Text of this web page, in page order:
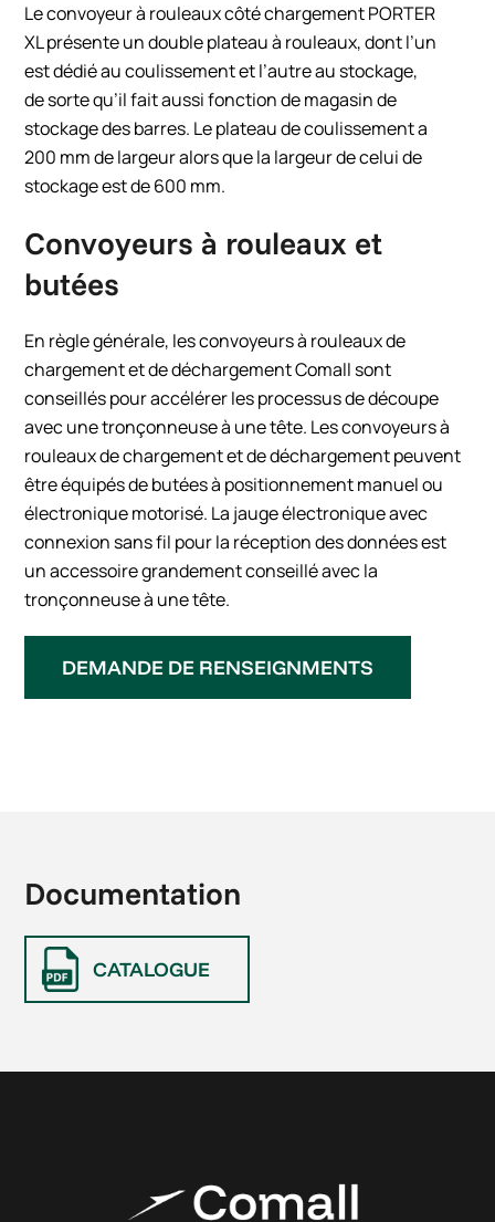
Le convoyeur à rouleaux côté chargement PORTER
XL présente un double plateau à rouleaux, dont l’un
est dédié au coulissement et l’autre au stockage,
de sorte qu’il fait aussi fonction de magasin de
stockage des barres. Le plateau de coulissement a
200 mm de largeur alors que la largeur de celui de
stockage est de 600 mm.
Convoyeurs à rouleaux et
butées
En règle générale, les convoyeurs à rouleaux de
chargement et de déchargement Comall sont
conseillés pour accélérer les processus de découpe
avec une tronçonneuse à une tête. Les convoyeurs à
rouleaux de chargement et de déchargement peuvent
être équipés de butées à positionnement manuel ou
électronique motorisé. La jauge électronique avec
connexion sans fil pour la réception des données est
un accessoire grandement conseillé avec la
tronçonneuse à une tête.
DEMANDE DE RENSEIGNMENTS
Documentation
CATALOGUE